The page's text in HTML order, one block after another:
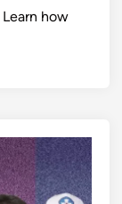
Learn how